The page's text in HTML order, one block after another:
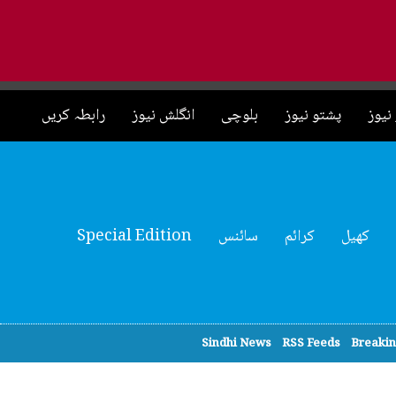
رابطہ کریں انگلش نیوز بلوچی پشتو نیوز
Special Edition سائنس کرائم کھیل
Sindhi News RSS Feeds